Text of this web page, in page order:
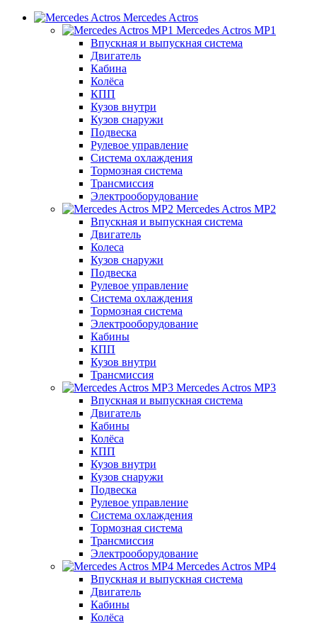
Mercedes Actros
Mercedes Actros MP1
Впускная и выпускная система
Двигатель
Кабина
Колёса
КПП
Кузов внутри
Кузов снаружи
Подвеска
Рулевое управление
Система охлаждения
Тормозная система
Трансмиссия
Электрооборудование
Mercedes Actros MP2
Впускная и выпускная система
Двигатель
Колеса
Кузов снаружи
Подвеска
Рулевое управление
Система охлаждения
Тормозная система
Электрооборудование
Кабины
КПП
Кузов внутри
Трансмиссия
Mercedes Actros MP3
Впускная и выпускная система
Двигатель
Кабины
Колёса
КПП
Кузов внутри
Кузов снаружи
Подвеска
Рулевое управление
Система охлаждения
Тормозная система
Трансмиссия
Электрооборудование
Mercedes Actros MP4
Впускная и выпускная система
Двигатель
Кабины
Колёса